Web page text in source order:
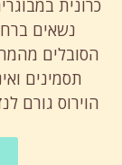
הסובלים
תסמינים
הוירוס גורם